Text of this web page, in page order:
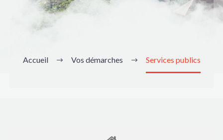
Accueil Vos démarches Services publics